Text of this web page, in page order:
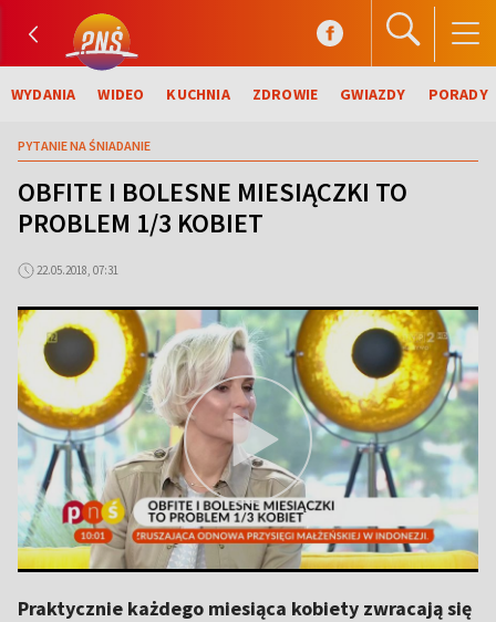
WYDANIA WIDEO KUCHNIA ZDROWIE GWIAZDY PORADY
PYTANIE NA ŚNIADANIE
OBFITE I BOLESNE MIESIĄCZKI TO
PROBLEM 1/3 KOBIET
22.05.2018, 07:31
Praktycznie każdego miesiąca kobiety zwracają się